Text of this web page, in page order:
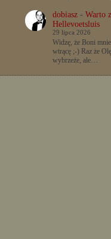
dobiasz- Warto
Hellevoetsluis
29 lipca 2026
Widzę, że Boni
wtrącę ;-) Raz że
wybrzeże, ale…